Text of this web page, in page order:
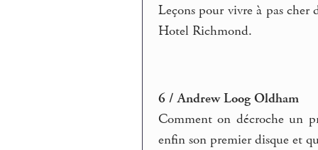
Leçons pour vivre à pas
Hotel Richmond.
6 / Andrew Loog Oldham
Comment on décroche un
enfin son premier disque et